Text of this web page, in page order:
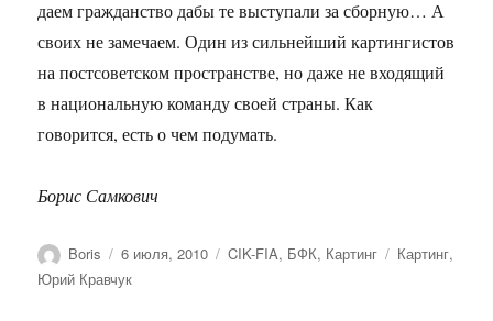
даем гражданство дабы те выступали за сборную… А
своих не замечаем. Один из сильнейший картингистов
на постсоветском пространстве, но даже не входящий
в национальную команду своей страны. Как
говорится, есть о чем подумать.
Борис Самкович
Автор
Boris Опубликовано
6 июля, 2010 Рубрики
CIK-FIA, БФК, Картинг Метки
Картинг,
Юрий Кравчук